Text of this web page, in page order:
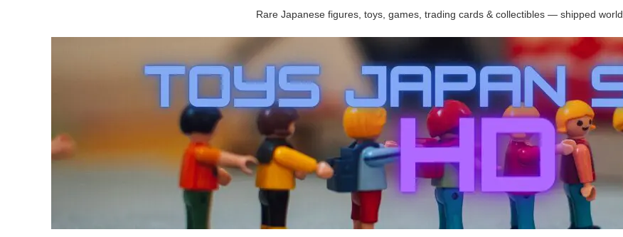
Rare Japanese figures, toys, games, trading cards & collectibles — shipped